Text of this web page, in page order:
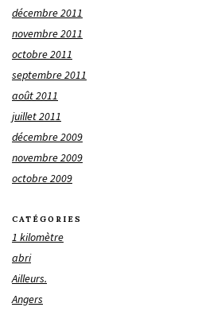
décembre 2011
novembre 2011
octobre 2011
septembre 2011
août 2011
juillet 2011
décembre 2009
novembre 2009
octobre 2009
CATÉGORIES
1 kilomètre
abri
Ailleurs.
Angers